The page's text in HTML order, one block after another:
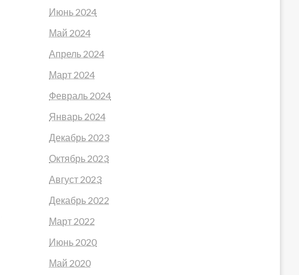
Июнь 2024
Май 2024
Апрель 2024
Март 2024
Февраль 2024
Январь 2024
Декабрь 2023
Октябрь 2023
Август 2023
Декабрь 2022
Март 2022
Июнь 2020
Май 2020